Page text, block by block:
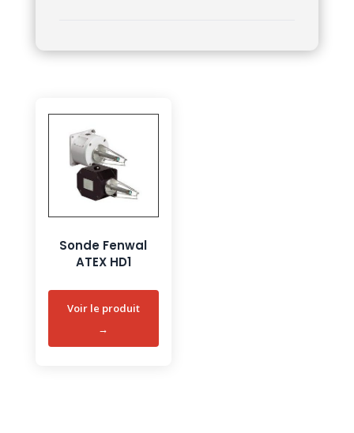
Sonde Fenwal
ATEX HD1